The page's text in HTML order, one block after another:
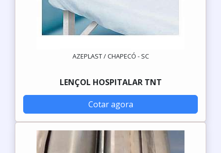
AZEPLAST / CHAPECÓ - SC
LENÇOL HOSPITALAR TNT
Cotar agora